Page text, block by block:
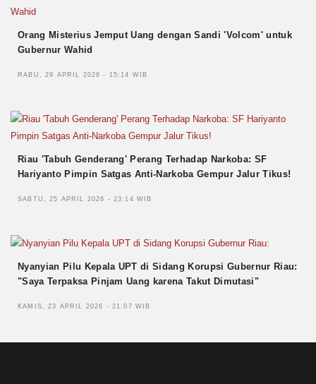
Orang Misterius Jemput Uang dengan Sandi 'Volcom' untuk
Gubernur Wahid
RABU, 29 APRIL 2026 - 15:14 WIB
Riau 'Tabuh Genderang' Perang Terhadap Narkoba: SF
Hariyanto Pimpin Satgas Anti-Narkoba Gempur Jalur Tikus!
SABTU, 25 APRIL 2026 - 23:14 WIB
Nyanyian Pilu Kepala UPT di Sidang Korupsi Gubernur Riau:
"Saya Terpaksa Pinjam Uang karena Takut Dimutasi"
KAMIS, 23 APRIL 2026 - 21:07 WIB